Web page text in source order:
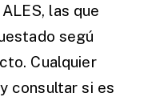
las que
segú
Cualquier
consultar si es